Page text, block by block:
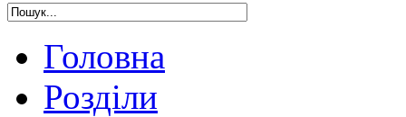
Головна
Розділи